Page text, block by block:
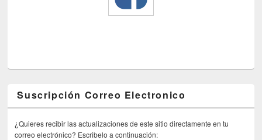
Suscripción Correo Electronico
¿Quieres recibir las actualizaciones de este sitio directamente en tu
correo electrónico? Escribelo a continuación: